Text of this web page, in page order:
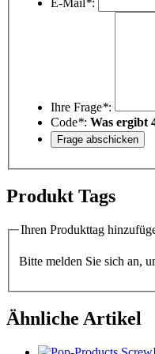
Ihre Frage*:
Code*: Was ergibt
Produkt Tags
Ihren Produkttag
Bitte melden Sie sich an,
Ähnliche Artikel